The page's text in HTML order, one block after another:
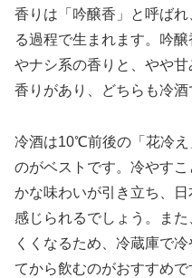
香りは「吟醸香」と呼ば
る過程で生まれます。吟
やナシ系の香りと、やや
香りがあり、どちらも冷酒
冷酒は10℃前後の「花冷
のがベストです。冷やす
かな味わいが引き立ち、
感じられるでしょう。ま
くくなるため、冷蔵庫で
てから飲むのがおすすめで